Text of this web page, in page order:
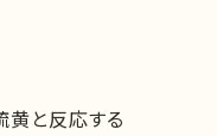
黄と反応する